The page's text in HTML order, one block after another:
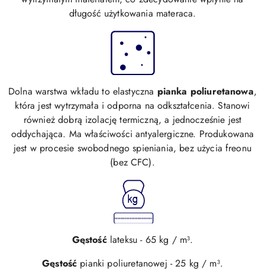
długość użytkowania materaca.
Dolna warstwa wkładu to elastyczna pianka poliuretanowa,
która jest wytrzymała i odporna na odkształcenia. Stanowi
również dobrą izolację termiczną, a jednocześnie jest
oddychająca. Ma właściwości antyalergiczne. Produkowana
jest w procesie swobodnego spieniania, bez użycia freonu
(bez CFC).
Gęstośćlateksu - 65 kg / m³.
Gęstość pianki poliuretanowej - 25 kg / m³.